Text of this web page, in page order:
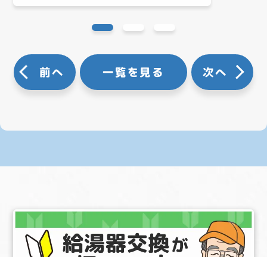
前へ 一覧を見る 次へ